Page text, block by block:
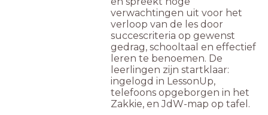
verwachtingen uit voor het
verloop van de les door
succescriteria op gewenst
gedrag, schooltaal en effectief
leren te benoemen. De
leerlingen zijn startklaar:
ingelogd in LessonUp,
telefoons opgeborgen in het
Zakkie, en JdW-map op tafel.